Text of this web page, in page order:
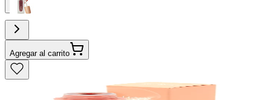
Agregar al carrito